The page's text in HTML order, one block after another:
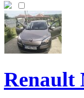
Renault